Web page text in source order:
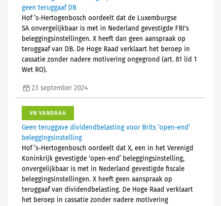
geen teruggaaf DB
Hof ’s-Hertogenbosch oordeelt dat de Luxemburgse
SA onvergelijkbaar is met in Nederland gevestigde FBI's
beleggingsinstellingen. X heeft dan geen aanspraak op
teruggaaf van DB. De Hoge Raad verklaart het beroep in
cassatie zonder nadere motivering ongegrond (art. 81 lid 1
Wet RO).
23 september 2024
VN VANDAAG
Geen teruggave dividendbelasting voor Brits ‘open-end’
beleggingsinstelling
Hof ’s-Hertogenbosch oordeelt dat X, een in het Verenigd
Koninkrijk gevestigde ‘open-end’ beleggingsinstelling,
onvergelijkbaar is met in Nederland gevestigde fiscale
beleggingsinstellingen. X heeft geen aanspraak op
teruggaaf van dividendbelasting. De Hoge Raad verklaart
het beroep in cassatie zonder nadere motivering